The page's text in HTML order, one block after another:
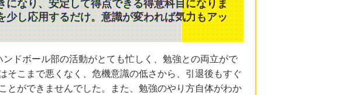
し応用するだけ。意識が変われば気力もアッ
ドボール部の活動がとても忙しく、勉強との両立がで
そこまで悪くなく、危機意識の低さから、引退後もすぐ
とができませんでした。また、勉強のやり方自体がわか